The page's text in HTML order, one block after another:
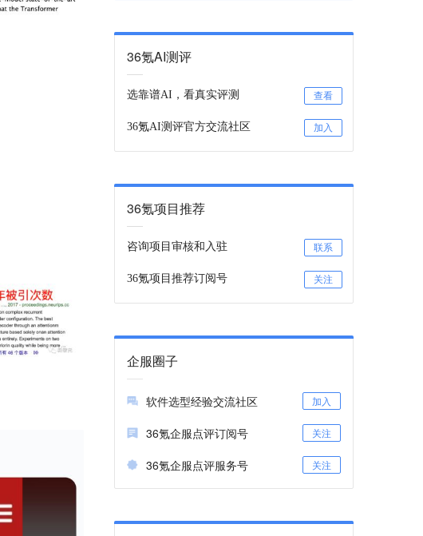
36氪AI测评
选靠谱AI，看真实评测 查看
36氪AI测评官方交流社区 加入
36氪项目推荐
咨询项目审核和入驻 联系
36氪项目推荐订阅号 关注
企服圈子
软件选型经验交流社区 加入
36氪企服点评订阅号 关注
36氪企服点评服务号 关注